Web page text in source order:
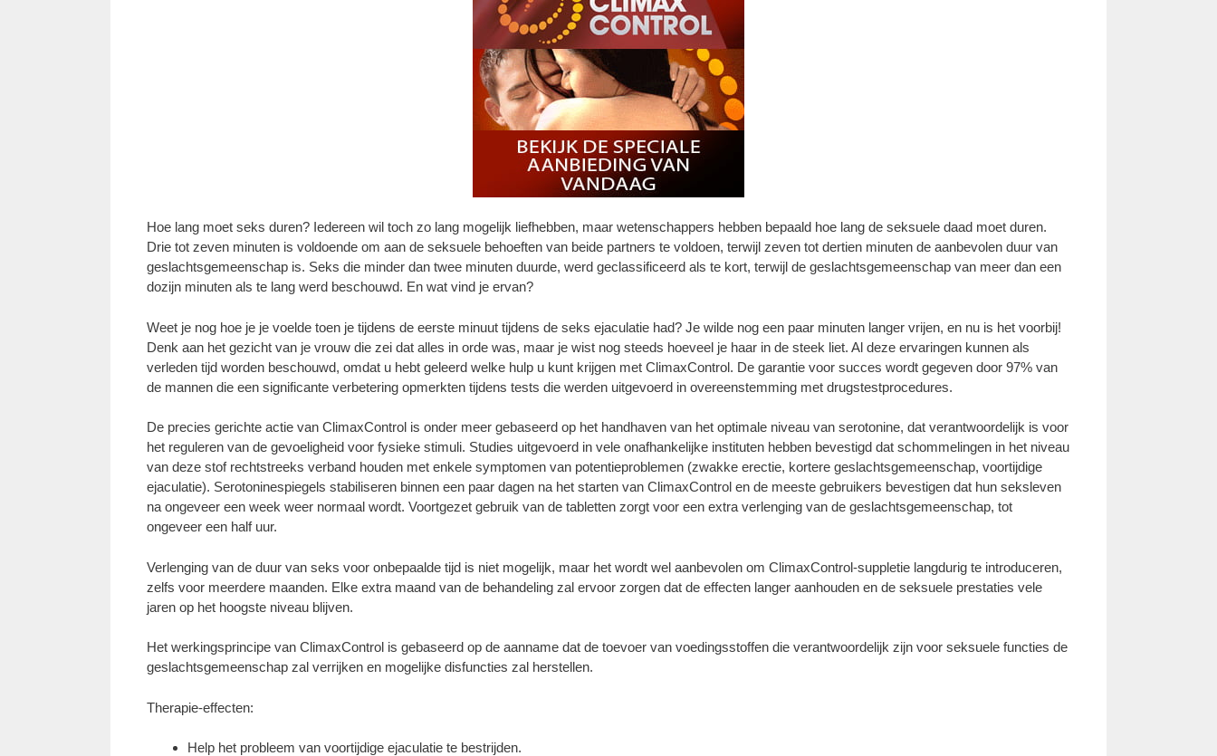
Hoe lang moet seks duren? Iedereen wil toch zo lang mogelijk liefhebben, maar wetenschappers hebben bepaald hoe lang de seksuele daad moet duren.
Drie tot zeven minuten is voldoende om aan de seksuele behoeften van beide partners te voldoen, terwijl zeven tot dertien minuten de aanbevolen duur van
geslachtsgemeenschap is. Seks die minder dan twee minuten duurde, werd geclassificeerd als te kort, terwijl de geslachtsgemeenschap van meer dan een
dozijn minuten als te lang werd beschouwd. En wat vind je ervan?
Weet je nog hoe je je voelde toen je tijdens de eerste minuut tijdens de seks ejaculatie had? Je wilde nog een paar minuten langer vrijen, en nu is het voorbij!
Denk aan het gezicht van je vrouw die zei dat alles in orde was, maar je wist nog steeds hoeveel je haar in de steek liet. Al deze ervaringen kunnen als
verleden tijd worden beschouwd, omdat u hebt geleerd welke hulp u kunt krijgen met ClimaxControl. De garantie voor succes wordt gegeven door 97% van
de mannen die een significante verbetering opmerkten tijdens tests die werden uitgevoerd in overeenstemming met drugstestprocedures.
De precies gerichte actie van ClimaxControl is onder meer gebaseerd op het handhaven van het optimale niveau van serotonine, dat verantwoordelijk is voor
het reguleren van de gevoeligheid voor fysieke stimuli. Studies uitgevoerd in vele onafhankelijke instituten hebben bevestigd dat schommelingen in het niveau
van deze stof rechtstreeks verband houden met enkele symptomen van potentieproblemen (zwakke erectie, kortere geslachtsgemeenschap, voortijdige
ejaculatie). Serotoninespiegels stabiliseren binnen een paar dagen na het starten van ClimaxControl en de meeste gebruikers bevestigen dat hun seksleven
na ongeveer een week weer normaal wordt. Voortgezet gebruik van de tabletten zorgt voor een extra verlenging van de geslachtsgemeenschap, tot
ongeveer een half uur.
Verlenging van de duur van seks voor onbepaalde tijd is niet mogelijk, maar het wordt wel aanbevolen om ClimaxControl-suppletie langdurig te introduceren,
zelfs voor meerdere maanden. Elke extra maand van de behandeling zal ervoor zorgen dat de effecten langer aanhouden en de seksuele prestaties vele
jaren op het hoogste niveau blijven.
Het werkingsprincipe van ClimaxControl is gebaseerd op de aanname dat de toevoer van voedingsstoffen die verantwoordelijk zijn voor seksuele functies de
geslachtsgemeenschap zal verrijken en mogelijke disfuncties zal herstellen.
Therapie-effecten:
Help het probleem van voortijdige ejaculatie te bestrijden.